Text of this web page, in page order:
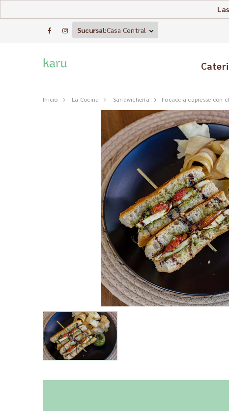
Sucursal:Casa Central
Inicio La Cocina Sandwichería Focaccia capresse con